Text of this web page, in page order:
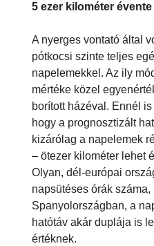
5 ezer kilométer évente
A nyerges vontató által
pótkocsi szinte teljes
napelemekkel. Az ily
mértéke közel
borított házéval. Ennél
hogy a prognosztizált
kizárólag a napelemek
– ötezer kilométer lehet
Olyan, dél-európai
napsütéses órák száma,
Spanyolországban, a
hatótáv akár duplája is
értéknek.